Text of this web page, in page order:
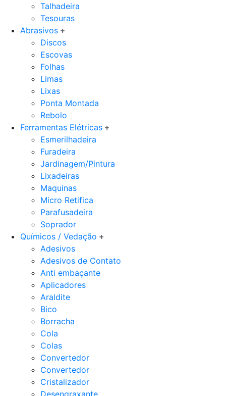
Talhadeira
Tesouras
Abrasivos
Discos
Escovas
Folhas
Limas
Lixas
Ponta Montada
Rebolo
Ferramentas Elétricas
Esmerilhadeira
Furadeira
Jardinagem/Pintura
Lixadeiras
Maquinas
Micro Retifica
Parafusadeira
Soprador
Químicos / Vedação
Adesivos
Adesivos de Contato
Anti embaçante
Aplicadores
Araldite
Bico
Borracha
Cola
Colas
Convertedor
Convertedor
Cristalizador